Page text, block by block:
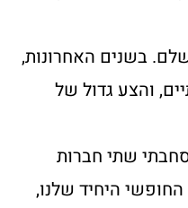
בשנים האחרונות,
והצע גדול של
שתי חברות
היחיד שלנו,